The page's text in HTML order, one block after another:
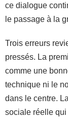
ce dialogue
le passage à la
Trois erreurs
pressés. La
comme une
technique ni le
dans le centre.
sociale réelle